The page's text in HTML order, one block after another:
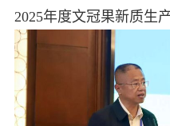
2025年度文冠果新质生